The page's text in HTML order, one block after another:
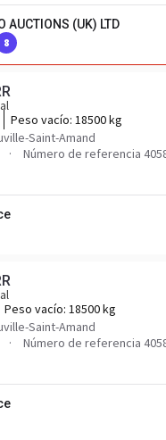
AUCTIONS (UK) LTD
8
Peso vacío: 18500 kg
Saint-Amand
Número de referencia
Peso vacío: 18500 kg
Saint-Amand
Número de referencia